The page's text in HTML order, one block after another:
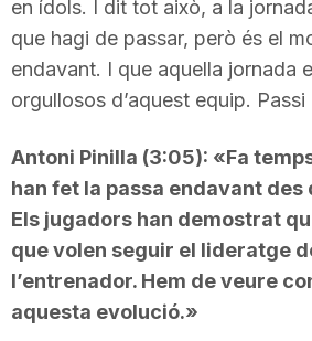
en ídols. I dit tot això, a la
que hagi de passar, però és el
endavant. I que aquella jornada
orgullosos d’aquest equip. Passi
Antoni Pinilla (3:05): «Fa
han fet la passa endavant des
Els jugadors han demostrat
que volen seguir el lideratge
l’entrenador. Hem de veure
aquesta evolució.»